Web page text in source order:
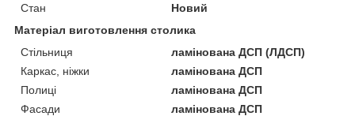
Стан
Новий
Матеріал виготовлення столика
Стільниця
ламінована ДСП (ЛДСП)
Каркас, ніжки
ламінована ДСП
Полиці
ламінована ДСП
Фасади
ламінована ДСП